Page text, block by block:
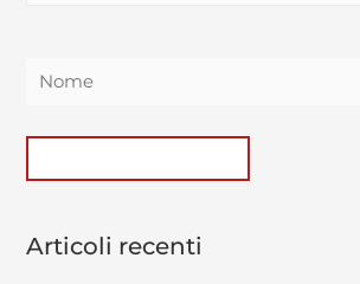
Articoli recenti